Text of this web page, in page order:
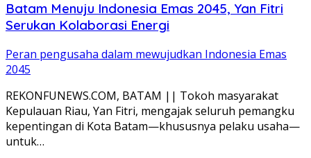
Batam Menuju Indonesia Emas 2045, Yan Fitri
Serukan Kolaborasi Energi
Peran pengusaha dalam mewujudkan Indonesia Emas
2045
REKONFUNEWS.COM, BATAM || Tokoh masyarakat
Kepulauan Riau, Yan Fitri, mengajak seluruh pemangku
kepentingan di Kota Batam—khususnya pelaku usaha—
untuk…